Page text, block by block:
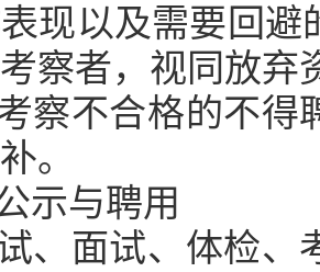
现以及需要回
察者，视同放弃
察不合格的不得
。
示与聘用
、面试、体检、